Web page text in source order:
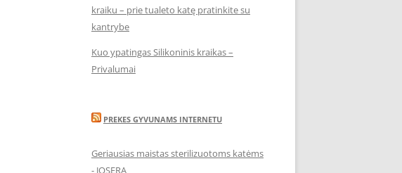
kraiku – prie tualeto katę pratinkite su
kantrybe
Kuo ypatingas Silikoninis kraikas –
Privalumai
PREKES GYVUNAMS INTERNETU
Geriausias maistas sterilizuotoms katėms
- JOSERA